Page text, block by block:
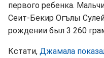
первого ребенка.
Сеит-Бекир Огълы
рождении был 3 260
Кстати, Джамала